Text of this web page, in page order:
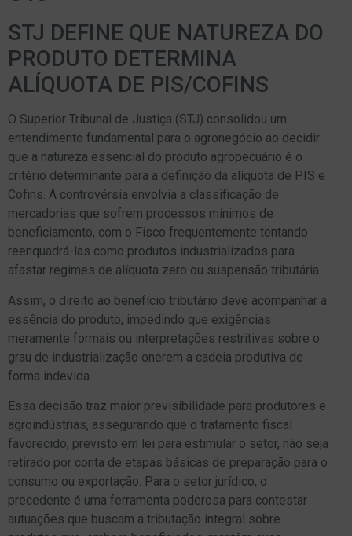
STJ DEFINE QUE NATUREZA DO
PRODUTO DETERMINA
ALÍQUOTA DE PIS/COFINS
O Superior Tribunal de Justiça (STJ) consolidou um
entendimento fundamental para o agronegócio ao decidir
que a natureza essencial do produto agropecuário é o
critério determinante para a definição da alíquota de PIS e
Cofins. A controvérsia envolvia a classificação de
mercadorias que sofrem processos mínimos de
beneficiamento, com o Fisco frequentemente tentando
reenquadrá-las como produtos industrializados para
afastar regimes de alíquota zero ou suspensão tributária.
Assim, o direito ao benefício tributário deve acompanhar a
essência do produto, impedindo que exigências
meramente formais ou interpretações restritivas sobre o
grau de industrialização onerem a cadeia produtiva de
forma indevida.
Essa decisão traz maior previsibilidade para produtores e
agroindústrias, assegurando que o tratamento fiscal
favorecido, previsto em lei para estimular o setor, não seja
retirado por conta de etapas básicas de preparação para o
consumo ou exportação. Para o setor jurídico, o
precedente é uma ferramenta poderosa para contestar
autuações que buscam a tributação integral sobre